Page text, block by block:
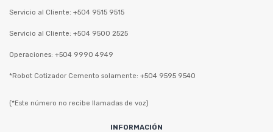
Servicio al Cliente: +504 9515 9515
Servicio al Cliente: +504 9500 2525
Operaciones: +504 9990 4949
*Robot Cotizador Cemento solamente: +504 9595 9540
(*Este número no recibe llamadas de voz)
INFORMACIÓN